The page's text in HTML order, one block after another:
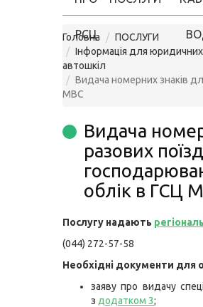
РСЦ
Головна
ПОСЛУГИ
Інформація для юридичних
автошкіл
Видача номерних знаків
МВС
Видача
разових
облік в ГСЦ
Послугу надають
(044) 272-57-58
Необхідні документи для
заяву про видачу
з додатком 3;